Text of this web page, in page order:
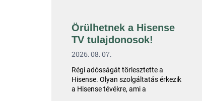
Örülhetnek a Hisense
TV tulajdonosok!
2026. 08. 07.
Régi adósságát törlesztette a
Hisense. Olyan szolgáltatás érkezik
a Hisense tévékre, ami a